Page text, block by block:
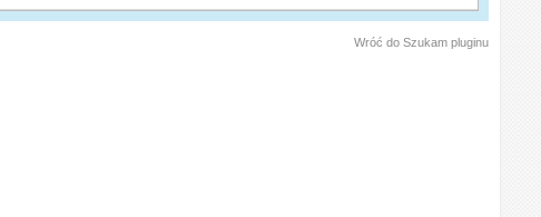
Wróć do Szukam pluginu